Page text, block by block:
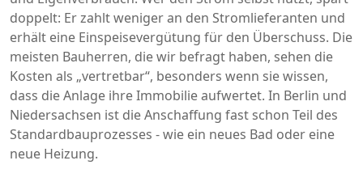
doppelt: Er zahlt weniger an den Stromlieferanten und
erhält eine Einspeisevergütung für den Überschuss. Die
meisten Bauherren, die wir befragt haben, sehen die
Kosten als „vertretbar“, besonders wenn sie wissen,
dass die Anlage ihre Immobilie aufwertet. In Berlin und
Niedersachsen ist die Anschaffung fast schon Teil des
Standardbauprozesses - wie ein neues Bad oder eine
neue Heizung.